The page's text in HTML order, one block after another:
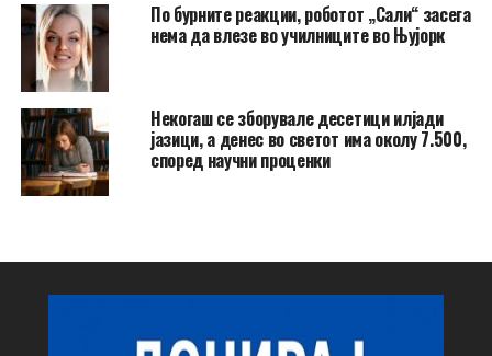
По бурните реакции, роботот „Сали“ засега
нема да влезе во училниците во Њујорк
Некогаш се зборувале десетици илјади
јазици, а денес во светот има околу 7.500,
според научни проценки